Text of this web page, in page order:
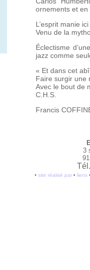
ornements et
L’esprit manie
Venu de la
Éclectisme
jazz comme
« Et dans cet
Faire surgir une
Avec le bout de
C.H.S.
Francis
3
• site réalisé par• liens